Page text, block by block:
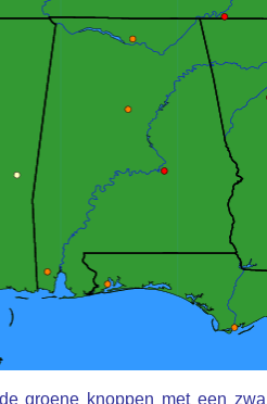
groene knoppen met een